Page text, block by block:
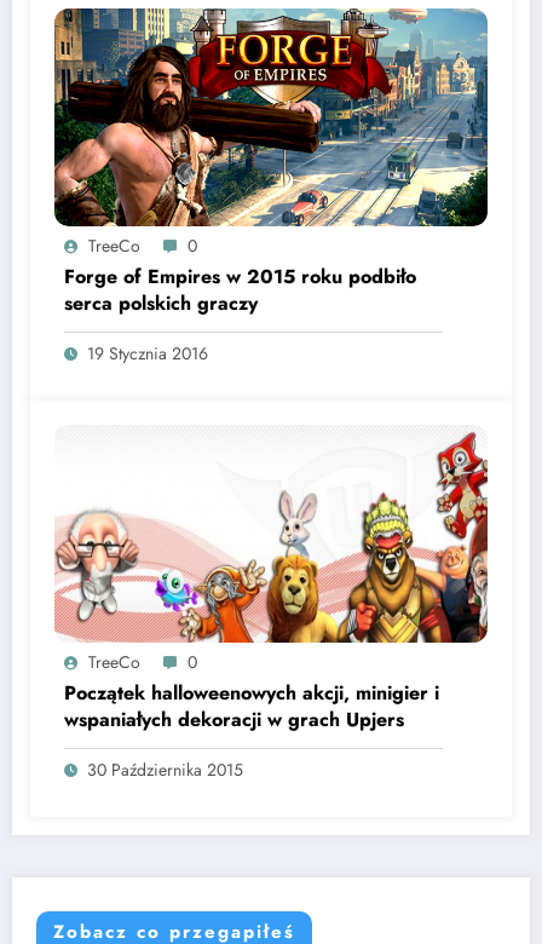
TreeCo 0
Forge of Empires w 2015 roku podbiło
serca polskich graczy
19 Stycznia 2016
TreeCo 0
Początek halloweenowych akcji, minigier i
wspaniałych dekoracji w grach Upjers
30 Października 2015
Zobacz co przegapiłeś